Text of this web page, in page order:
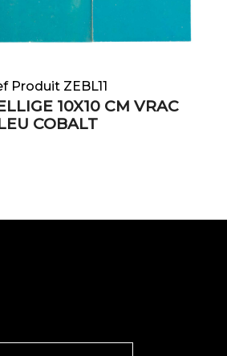
Produit ZEBL11
10X10 CM VRAC
COBALT